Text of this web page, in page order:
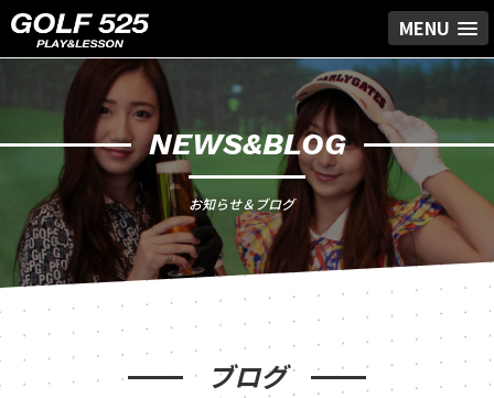
MENU
NEWS&BLOG
お知らせ＆ブログ
ブログ